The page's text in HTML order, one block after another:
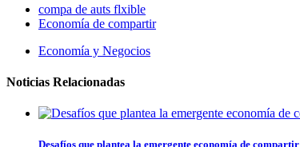
compa de auts flxible
Economía de compartir
Economía y Negocios
Noticias Relacionadas
Desafíos que plantea la emergente economía de compartir